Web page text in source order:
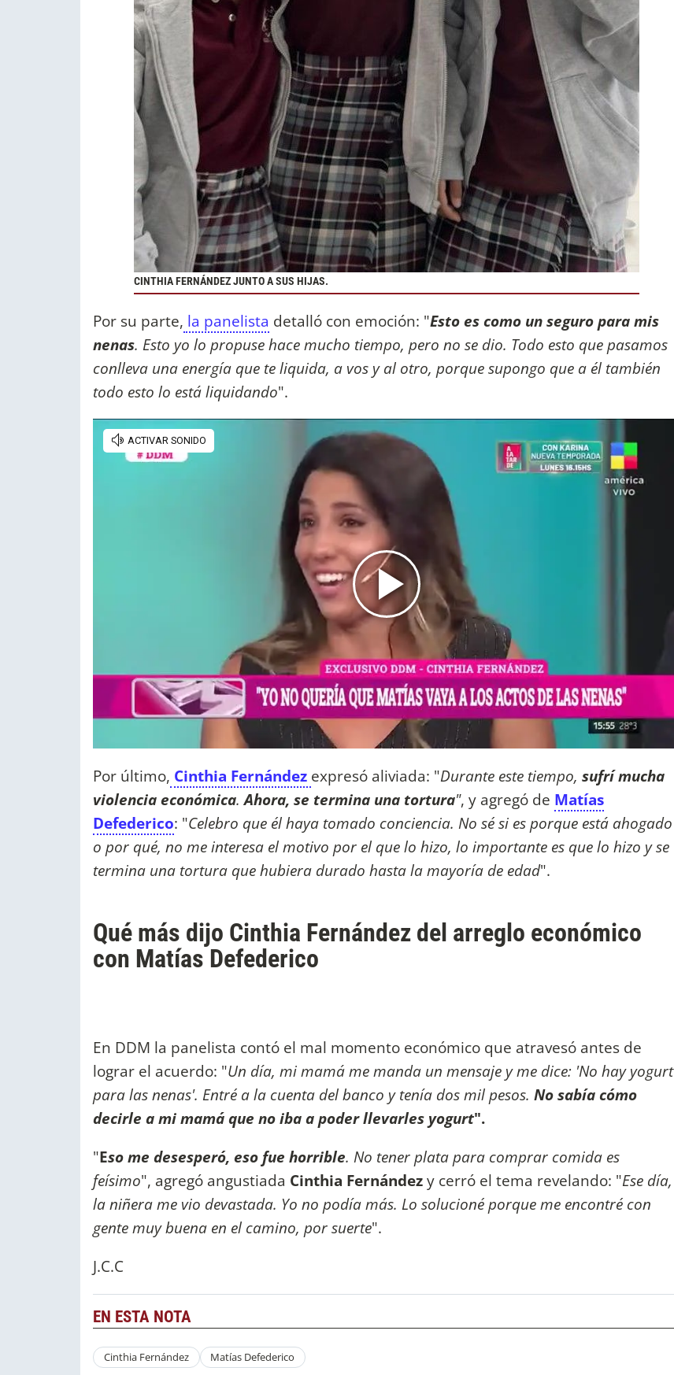
CINTHIA FERNÁNDEZ JUNTO A SUS HIJAS.
Por su parte, la panelista detalló con emoción: "Esto es como un seguro para mis
nenas. Esto yo lo propuse hace mucho tiempo, pero no se dio. Todo esto que pasamos
conlleva una energía que te liquida, a vos y al otro, porque supongo que a él también
todo esto lo está liquidando".
Por último, Cinthia Fernández expresó aliviada: "Durante este tiempo, sufrí mucha
violencia económica. Ahora, se termina una tortura", y agregó de Matías
Defederico: "Celebro que él haya tomado conciencia. No sé si es porque está ahogado
o por qué, no me interesa el motivo por el que lo hizo, lo importante es que lo hizo y se
termina una tortura que hubiera durado hasta la mayoría de edad".
Qué más dijo Cinthia Fernández del arreglo económico
con Matías Defederico
En DDM la panelista contó el mal momento económico que atravesó antes de
lograr el acuerdo: "Un día, mi mamá me manda un mensaje y me dice: 'No hay yogurt
para las nenas'. Entré a la cuenta del banco y tenía dos mil pesos. No sabía cómo
decirle a mi mamá que no iba a poder llevarles yogurt".
"Eso me desesperó, eso fue horrible. No tener plata para comprar comida es
feísimo", agregó angustiada Cinthia Fernándezy cerró el tema revelando: "Ese día,
la niñera me vio devastada. Yo no podía más. Lo solucioné porque me encontré con
gente muy buena en el camino, por suerte".
J.C.C
EN ESTA NOTA
Cinthia Fernández Matías Defederico